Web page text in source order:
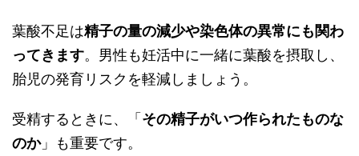
葉酸不足は精子の量の減少や染色体の異常にも関わ
ってきます。男性も妊活中に一緒に葉酸を摂取し、
胎児の発育リスクを軽減しましょう。
受精するときに、「 その精子がいつ作られたものな
のか」も重要です。